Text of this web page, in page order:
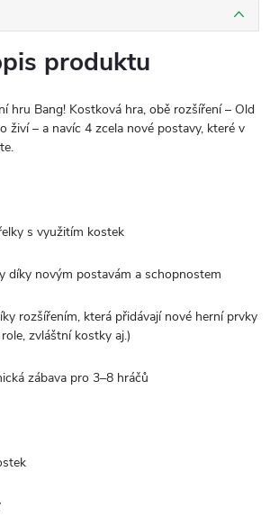
produktu
hru Bang! Kostková hra, obě rozšíření – Old
živí – a navíc 4 zcela nové postavy, které v
s využitím kostek
díky novým postavám a schopnostem
rozšířením, která přidávají nové herní prvky
zvláštní kostky aj.)
zábava pro 3–8 hráčů